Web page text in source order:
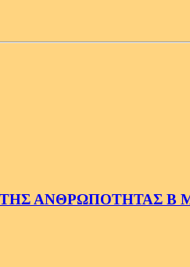
ΑΝΘΡΩΠΟΤΗΤΑΣ Β